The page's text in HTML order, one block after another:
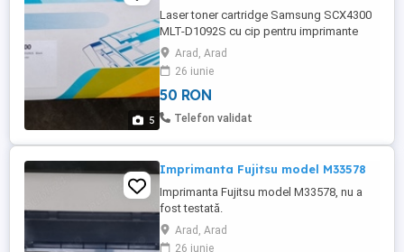
5
Laser toner cartridge Samsung SCX4300
MLT-D1092S cu cip pentru imprimante
Samsung.
Arad, Arad
26 iunie
50 RON
Telefon validat
Imprimanta Fujitsu model M33578
Imprimanta Fujitsu model M33578, nu a
fost testată.
Arad, Arad
26 iunie